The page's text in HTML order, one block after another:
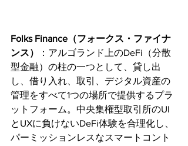
Folks Finance（フォークス・ファイナ
ンス）
：アルゴランド上のDeFi（分散
型金融）の柱の一つとして、貸し出
し、借り入れ、取引、デジタル資産の
管理をすべて1つの場所で提供するプラ
ットフォーム。中央集権型取引所のUI
とUXに負けないDeFi体験を合理化し、
パーミッションレスなスマートコント